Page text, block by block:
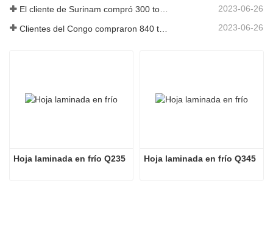
El cliente de Surinam compró 300 toneladas de varillas corrugadas 2023-06-26
2023-06-26
Hoja laminada en frío Q235 Hoja laminada en frío Q345